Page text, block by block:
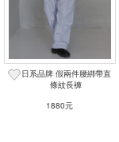
日系品牌 假兩件腰綁帶直
條紋長褲
1880元